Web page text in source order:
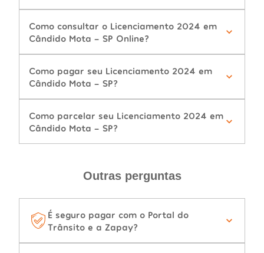
Como consultar o Licenciamento 2024 em
Cândido Mota - SP Online?
Como pagar seu Licenciamento 2024 em
Cândido Mota - SP?
Como parcelar seu Licenciamento 2024 em
Cândido Mota - SP?
Outras perguntas
É seguro pagar com o Portal do
Trânsito e a Zapay?